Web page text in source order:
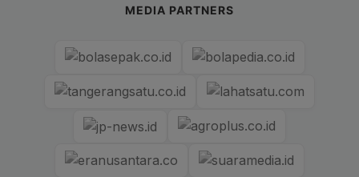
MEDIA PARTNERS